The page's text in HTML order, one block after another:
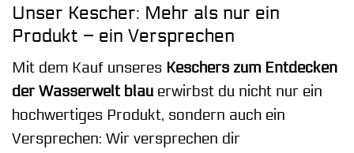
Unser Kescher: Mehr als nur ein
Produkt – ein Versprechen
Mit dem Kauf unseres Keschers zum Entdecken
der Wasserwelt blau erwirbst du nicht nur ein
hochwertiges Produkt, sondern auch ein
Versprechen: Wir versprechen dir